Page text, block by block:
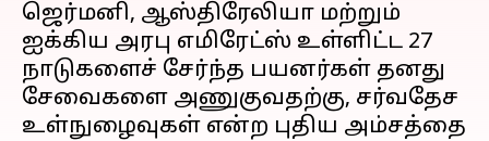
ஜெர்மனி, ஆஸ்திரேலியா மற்றும்
ஐக்கிய அரபு எமிரேட்ஸ் உள்ளிட்ட 27
நாடுகளைச் சேர்ந்த பயனர்கள் தனது
சேவைகளை அணுகுவதற்கு, சர்வதேச
உள்நுழைவுகள் என்ற புதிய அம்சத்தை